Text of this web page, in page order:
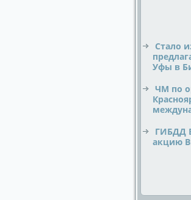
Стало
Уфы в
ЧМ по
ГИБДД
акцию